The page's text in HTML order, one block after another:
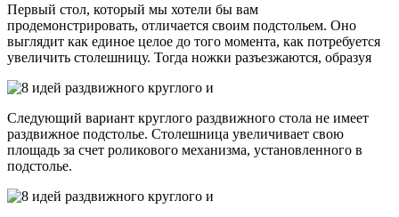
Первый стол, который мы хотели бы вам
продемонстрировать, отличается своим подстольем. Оно
выглядит как единое целое до того момента, как потребуется
увеличить столешницу. Тогда ножки разъезжаются, образуя
Следующий вариант круглого раздвижного стола не имеет
раздвижное подстолье. Столешница увеличивает свою
площадь за счет роликового механизма, установленного в
подстолье.